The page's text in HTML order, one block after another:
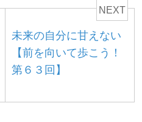
NEXT
未来の自分に甘えない
【前を向いて歩こう！
第６３回】